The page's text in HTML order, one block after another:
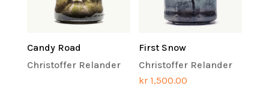
Candy Road
Christoffer Relander
First Snow
Christoffer Relander
kr 1,500.00